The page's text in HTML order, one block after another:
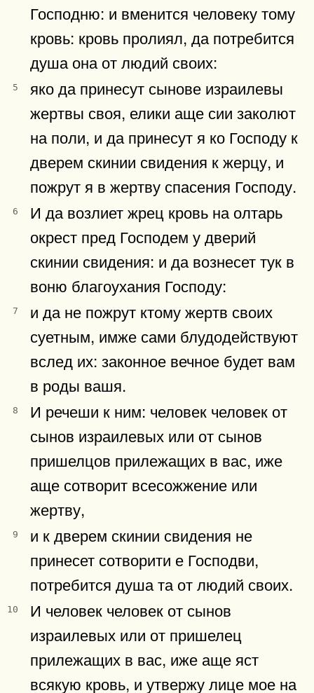
Господню: и вменится человеку тому
кровь: кровь пролиял, да потребится
душа она от людий своих:
5
яко да принесут сынове израилевы
жертвы своя, елики аще сии заколют
на поли, и да принесут я ко Господу к
дверем скинии свидения к жерцу, и
пожрут я в жертву спасения Господу.
6
И да возлиет жрец кровь на олтарь
окрест пред Господем у дверий
скинии свидения: и да вознесет тук в
воню благоухания Господу:
7
и да не пожрут ктому жертв своих
суетным, имже сами блудодействуют
вслед их: законное вечное будет вам
в роды вашя.
8
И речеши к ним: человек человек от
сынов израилевых или от сынов
пришелцов прилежащих в вас, иже
аще сотворит всесожжение или
жертву,
9
и к дверем скинии свидения не
принесет сотворити е Господви,
потребится душа та от людий своих.
10
И человек человек от сынов
израилевых или от пришелец
прилежащих в вас, иже аще яст
всякую кровь, и утвержу лице мое на